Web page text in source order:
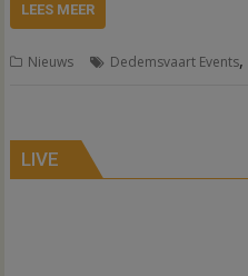
LEES MEER
Nieuws Dedemsvaart Events,
LIVE